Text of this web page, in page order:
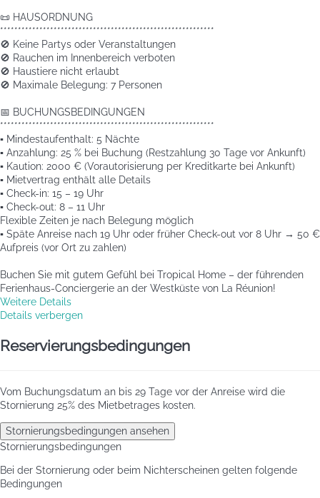
📜 HAUSORDNUNG
************************************************************
🚫 Keine Partys oder Veranstaltungen
🚫 Rauchen im Innenbereich verboten
🚫 Haustiere nicht erlaubt
🚫 Maximale Belegung: 7 Personen
📅 BUCHUNGSBEDINGUNGEN
************************************************************
▪️ Mindestaufenthalt: 5 Nächte
▪️ Anzahlung: 25 % bei Buchung (Restzahlung 30 Tage vor Ankunft)
▪️ Kaution: 2000 € (Vorautorisierung per Kreditkarte bei Ankunft)
▪️ Mietvertrag enthält alle Details
▪️ Check-in: 15 – 19 Uhr
▪️ Check-out: 8 – 11 Uhr
Flexible Zeiten je nach Belegung möglich
▪️ Späte Anreise nach 19 Uhr oder früher Check-out vor 8 Uhr → 50 €
Aufpreis (vor Ort zu zahlen)
Buchen Sie mit gutem Gefühl bei Tropical Home – der führenden
Ferienhaus-Conciergerie an der Westküste von La Réunion!
Weitere Details
Details verbergen
Reservierungsbedingungen
Vom Buchungsdatum an bis 29 Tage vor der Anreise wird die
Stornierung 25% des Mietbetrages kosten.
Stornierungsbedingungen ansehen
Stornierungsbedingungen
Bei der Stornierung oder beim Nichterscheinen gelten folgende
Bedingungen